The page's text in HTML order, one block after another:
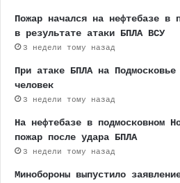
Пожар начался на нефтебазе в
в результате атаки БПЛА ВСУ
3 недели тому назад
При атаке БПЛА на Подмосковье
человек
3 недели тому назад
На нефтебазе в подмосковном
пожар после удара БПЛА
3 недели тому назад
Минобороны выпустило